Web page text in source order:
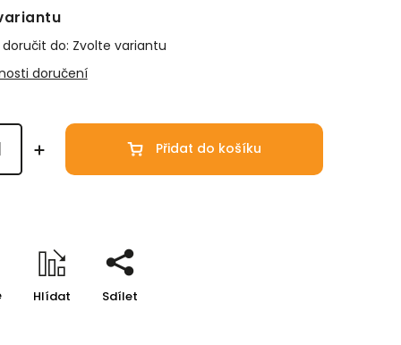
do: Zvolte variantu
doručení
Přidat do košíku
Hlídat Sdílet